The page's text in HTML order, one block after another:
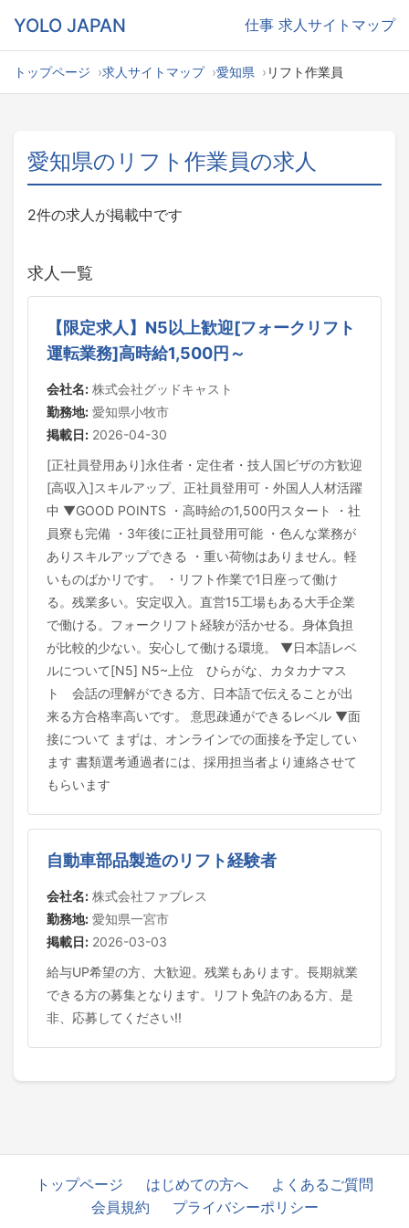
YOLO JAPAN 仕事 求人サイトマップ
トップページ 求人サイトマップ 愛知県 リフト作業員
愛知県のリフト作業員の求人
2件の求人が掲載中です
求人一覧
【限定求人】N5以上歓迎[フォークリフト
運転業務]高時給1,500円～
会社名: 株式会社グッドキャスト
勤務地: 愛知県小牧市
掲載日: 2026-04-30
[正社員登用あり]永住者・定住者・技人国ビザの方歓迎
[高収入]スキルアップ、正社員登用可・外国人人材活躍
中 ▼GOOD POINTS ・高時給の1,500円スタート ・社
員寮も完備 ・3年後に正社員登用可能 ・色んな業務が
ありスキルアップできる ・重い荷物はありません。軽
いものばかリです。 ・リフト作業で1日座って働け
る。残業多い。安定収入。直営15工場もある大手企業
で働ける。フォークリフト経験が活かせる。身体負担
が比較的少ない。安心して働ける環境。 ▼日本語レベ
ルについて[N5] N5~上位 ひらがな、カタカナマス
ト 会話の理解ができる方、日本語で伝えることが出
来る方合格率高いです。 意思疎通ができるレベル ▼面
接について まずは、オンラインでの面接を予定してい
ます 書類選考通過者には、採用担当者より連絡させて
もらいます
自動車部品製造のリフト経験者
会社名: 株式会社ファブレス
勤務地: 愛知県一宮市
掲載日: 2026-03-03
給与UP希望の方、大歓迎。残業もあります。長期就業
できる方の募集となります。リフト免許のある方、是
非、応募してください!!
トップページ はじめての方へ
よくあるご質問
会員規約
プライバシーポリシー